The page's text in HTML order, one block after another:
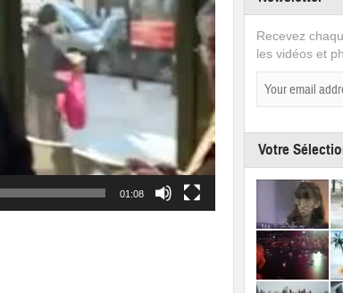
01:08
Recevez
les vidéos et
Votre